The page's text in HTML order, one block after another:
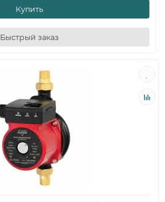
Купить
Быстрый заказ